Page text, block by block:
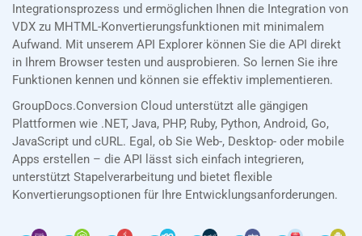
Integrationsprozess und ermöglichen Ihnen die Integration von
VDX zu MHTML-Konvertierungsfunktionen mit minimalem
Aufwand. Mit unserem API Explorer können Sie die API direkt
in Ihrem Browser testen und ausprobieren. So lernen Sie ihre
Funktionen kennen und können sie effektiv implementieren.
GroupDocs.Conversion Cloud unterstützt alle gängigen
Plattformen wie .NET, Java, PHP, Ruby, Python, Android, Go,
JavaScript und cURL. Egal, ob Sie Web-, Desktop- oder mobile
Apps erstellen – die API lässt sich einfach integrieren,
unterstützt Stapelverarbeitung und bietet flexible
Konvertierungsoptionen für Ihre Entwicklungsanforderungen.